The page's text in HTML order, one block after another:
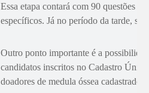
Essa etapa contará com 90 questões
específicos. Já no período da tarde,
Outro ponto importante é a
candidatos inscritos no Cadastro
doadores de medula óssea